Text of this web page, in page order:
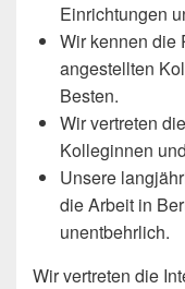
Einrichtungen
Wir kennen die
angestellten
Besten.
Wir vertreten
Kolleginnen
Unsere
die Arbeit in
unentbehrlich.
Wir vertreten die